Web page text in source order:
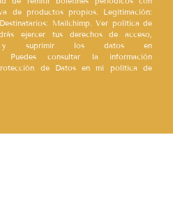
de productos propios. Legitimación:
Mailchimp. Ver política de
ejercer tus derechos de acceso,
y suprimir los datos en
Puedes consultar la información
de Datos en mi política de